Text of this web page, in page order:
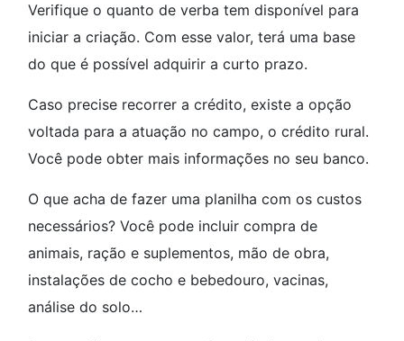
Verifique o quanto de verba tem disponível para
iniciar a criação. Com esse valor, terá uma base
do que é possível adquirir a curto prazo.
Caso precise recorrer a crédito, existe a opção
voltada para a atuação no campo, o crédito rural.
Você pode obter mais informações no seu banco.
O que acha de fazer uma planilha com os custos
necessários? Você pode incluir compra de
animais, ração e suplementos, mão de obra,
instalações de cocho e bebedouro, vacinas,
análise do solo…